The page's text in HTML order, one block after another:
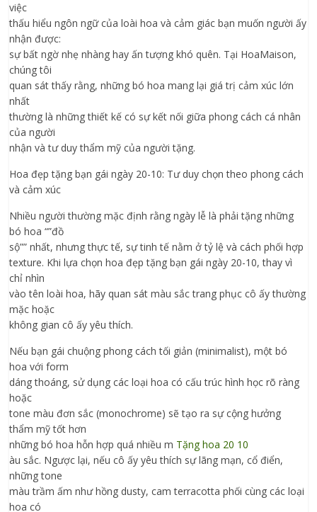
việc
thấu hiểu ngôn ngữ của loài hoa và cảm giác bạn muốn người ấy
nhận được:
sự bất ngờ nhẹ nhàng hay ấn tượng khó quên. Tại HoaMaison,
chúng tôi
quan sát thấy rằng, những bó hoa mang lại giá trị cảm xúc lớn
nhất
thường là những thiết kế có sự kết nối giữa phong cách cá nhân
của người
nhận và tư duy thẩm mỹ của người tặng.
Hoa đẹp tặng bạn gái ngày 20-10: Tư duy chọn theo phong cách
và cảm xúc
Nhiều người thường mặc định rằng ngày lễ là phải tặng những
bó hoa “”đồ
sộ”” nhất, nhưng thực tế, sự tinh tế nằm ở tỷ lệ và cách phối hợp
texture. Khi lựa chọn hoa đẹp tặng bạn gái ngày 20-10, thay vì
chỉ nhìn
vào tên loài hoa, hãy quan sát màu sắc trang phục cô ấy thường
mặc hoặc
không gian cô ấy yêu thích.
Nếu bạn gái chuộng phong cách tối giản (minimalist), một bó
hoa với form
dáng thoáng, sử dụng các loại hoa có cấu trúc hình học rõ ràng
hoặc
tone màu đơn sắc (monochrome) sẽ tạo ra sự cộng hưởng
thẩm mỹ tốt hơn
những bó hoa hỗn hợp quá nhiều m Tặng hoa 20 10
àu sắc. Ngược lại, nếu cô ấy yêu thích sự lãng mạn, cổ điển,
những tone
màu trầm ấm như hồng dusty, cam terracotta phối cùng các loại
hoa có